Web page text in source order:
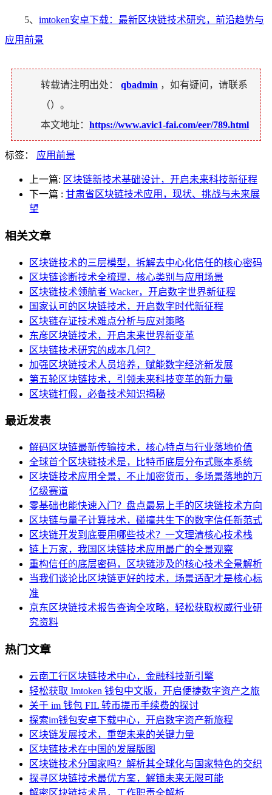
5、 imtoken安卓下载：最新区块链技术研究，前沿趋势与
应用前景
转载请注明出处： qbadmin ，如有疑问，请联系
（）。
本文地址： https://www.avic1-fai.com/eer/789.html
标签： 应用前景
上一篇: 区块链新技术基础设计，开启未来科技新征程
下一篇 : 甘肃省区块链技术应用，现状、挑战与未来展
望
相关文章
区块链技术的三层模型，拆解去中心化信任的核心密码
区块链诊断技术全梳理，核心类别与应用场景
区块链技术领航者 Wacker，开启数字世界新征程
国家认可的区块链技术，开启数字时代新征程
区块链存证技术难点分析与应对策略
东彦区块链技术，开启未来世界新变革
区块链技术研究的成本几何？
加强区块链技术人员培养，赋能数字经济新发展
第五轮区块链技术，引领未来科技变革的新力量
区块链打假，必备技术知识揭秘
最近发表
解码区块链最新传输技术，核心特点与行业落地价值
全球首个区块链技术是，比特币底层分布式账本系统
区块链技术应用全景，不止加密货币，多场景落地的万
亿级赛道
零基础也能快速入门？盘点最易上手的区块链技术方向
区块链与量子计算技术，碰撞共生下的数字信任新范式
区块链开发到底要用哪些技术？一文理清核心技术栈
链上万家，我国区块链技术应用最广的全景观察
重构信任的底层密码，区块链涉及的核心技术全景解析
当我们谈论比区块链更好的技术，场景适配才是核心标
准
京东区块链技术报告查询全攻略，轻松获取权威行业研
究资料
热门文章
云南工行区块链技术中心，金融科技新引擎
轻松获取 Imtoken 钱包中文版，开启便捷数字资产之旅
关于 im 钱包 FIL 转币提币手续费的探讨
探索im钱包安卓下载中心，开启数字资产新旅程
区块链发展技术，重塑未来的关键力量
区块链技术在中国的发展版图
区块链技术分国家吗？解析其全球化与国家特色的交织
探寻区块链技术最优方案，解锁未来无限可能
解密区块链技术员，工作职责全解析